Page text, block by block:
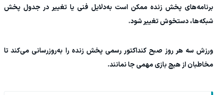
برنامه‌های پخش زنده ممکن است به‌دلایل فنی یا تغییر در جدول پخش
شبکه‌ها، دستخوش تغییر شود.
ورزش سه هر روز صبح کنداکتور رسمی پخش زنده را به‌روزرسانی می‌کند تا
مخاطبان از هیچ بازی مهمی جا نمانند.